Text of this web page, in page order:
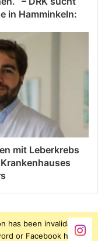
in Hamminkeln:
mit Leberkrebs
has been invalidated
or Facebook has